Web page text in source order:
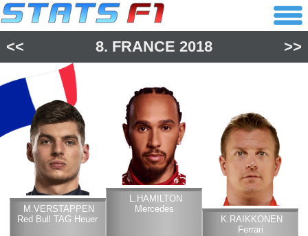
<< 8. FRANCE 2018 >>
M.VERSTAPPEN
Red Bull TAG Heuer
L.HAMILTON
Mercedes
K.RAIKKONEN
Ferrari